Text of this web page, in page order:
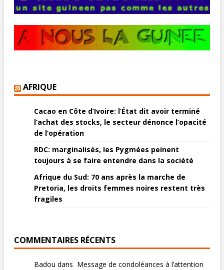
AFRIQUE
Cacao en Côte d’Ivoire: l’État dit avoir terminé
l’achat des stocks, le secteur dénonce l’opacité
de l’opération
RDC: marginalisés, les Pygmées peinent
toujours à se faire entendre dans la société
Afrique du Sud: 70 ans après la marche de
Pretoria, les droits femmes noires restent très
fragiles
COMMENTAIRES RÉCENTS
Badou dans Message de condoléances à l’attention